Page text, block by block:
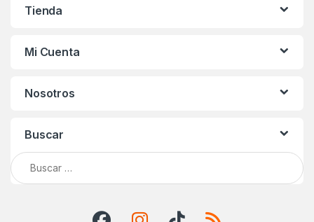
Tienda
Mi Cuenta
Nosotros
Buscar
Buscar: